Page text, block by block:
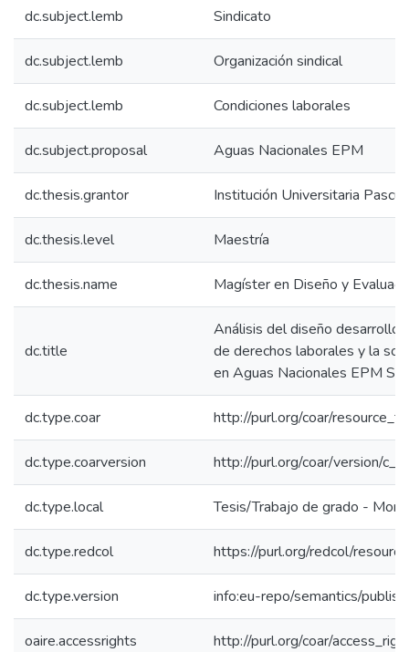
dc.subject.lemb Sindicato
dc.subject.lemb Organización sindical
dc.subject.lemb Condiciones laborales
dc.subject.proposal Aguas Nacionales EPM
dc.thesis.grantor Institución Universitaria
dc.thesis.level Maestría
dc.thesis.name Magíster en Diseño y
dc.title
Análisis del diseño desarrollo
de derechos laborales y la
en Aguas Nacionales EPM
dc.type.coar http://purl.org/coar/
dc.type.coarversion http://purl.org/coar/version/
dc.type.local Tesis/Trabajo de grado -
dc.type.redcol https://purl.org/redcol/
dc.type.version info:eu-repo/semantics/
oaire.accessrights http://purl.org/coar/